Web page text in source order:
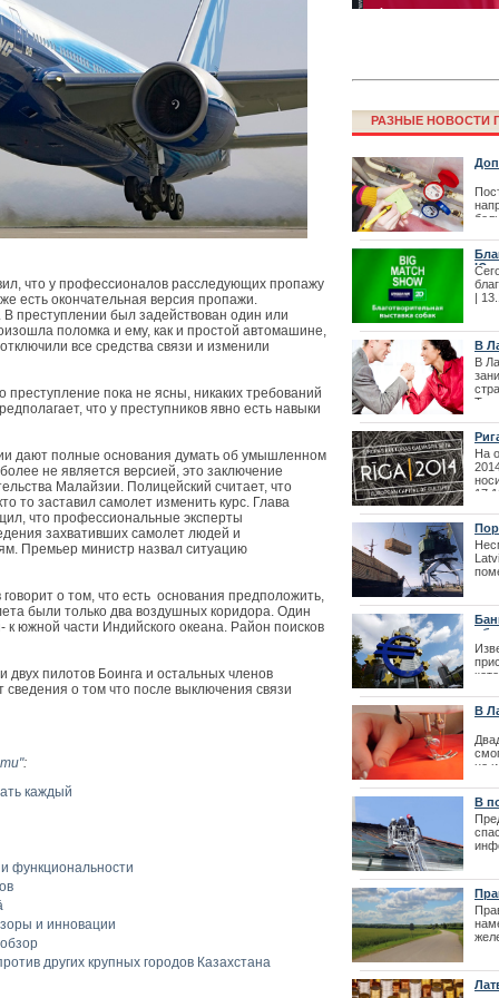
что у профессионалов расследующих пропажу
есть окончательная версия пропажи.
преступлении был задействован один или
поломка и ему, как и простой автомашине,
все средства связи и изменили
пока не ясны, никаких требований
что у преступников явно есть навыки
дают полные основания думать об умышленном
не является версией, это заключение
Малайзии. Полицейский считает, что
то заставил самолет изменить курс. Глава
что профессиональные эксперты
захвативших самолет людей и
Премьер министр назвал ситуацию
о том, что есть основания предположить,
были только два воздушных коридора. Один
к южной части Индийского океана. Район поисков
двух пилотов Боинга и остальных членов
о том что после выключения связи
:
каждый
функциональности
и инновации
других крупных городов Казахстана
Фестиваль
перенесен
Как получить
Престо
Лайма
фестиваля
РАЗНЫЕ НОВОСТИ
|
|
В
В
На
|В
но
|
В
и